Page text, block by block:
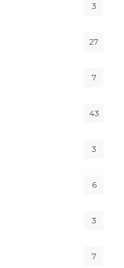
3
27
7
43
3
6
3
7